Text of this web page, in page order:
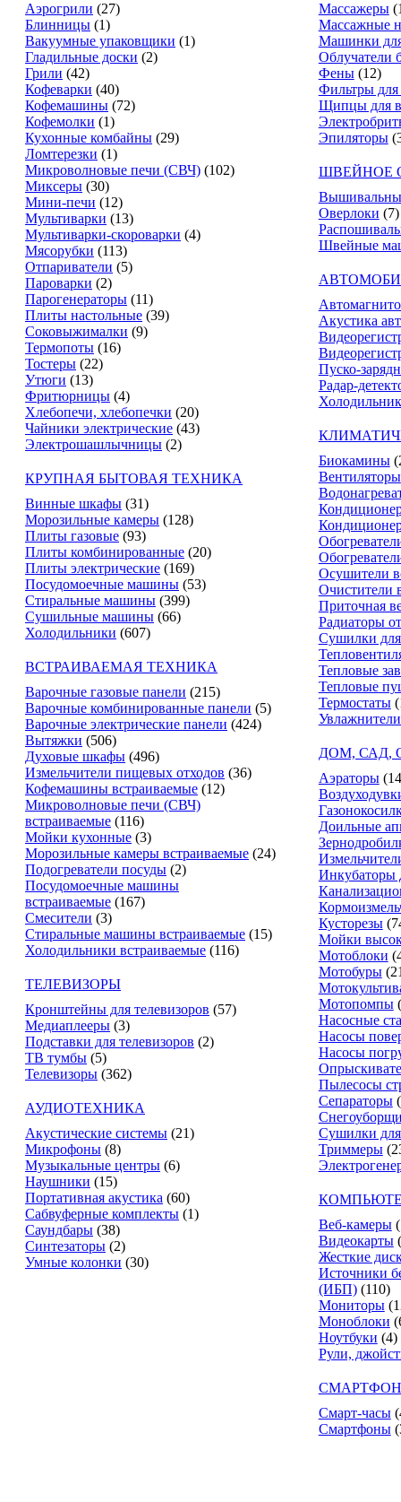
Аэрогрили (27)
Блинницы (1)
Вакуумные упаковщики (1)
Гладильные доски (2)
Грили (42)
Кофеварки (40)
Кофемашины (72)
Кофемолки (1)
Кухонные комбайны (29)
Ломтерезки (1)
Микроволновые печи (СВЧ) (102)
Миксеры (30)
Мини-печи (12)
Мультиварки (13)
Мультиварки-скороварки (4)
Мясорубки (113)
Отпариватели (5)
Пароварки (2)
Парогенераторы (11)
Плиты настольные (39)
Соковыжималки (9)
Термопоты (16)
Тостеры (22)
Утюги (13)
Фритюрницы (4)
Хлебопечи, хлебопечки (20)
Чайники электрические (43)
Электрошашлычницы (2)
КРУПНАЯ БЫТОВАЯ ТЕХНИКА
Винные шкафы (31)
Морозильные камеры (128)
Плиты газовые (93)
Плиты комбинированные (20)
Плиты электрические (169)
Посудомоечные машины (53)
Стиральные машины (399)
Сушильные машины (66)
Холодильники (607)
ВСТРАИВАЕМАЯ ТЕХНИКА
Варочные газовые панели (215)
Варочные комбинированные панели (5)
Варочные электрические панели (424)
Вытяжки (506)
Духовые шкафы (496)
Измельчители пищевых отходов (36)
Кофемашины встраиваемые (12)
Микроволновые печи (СВЧ)
встраиваемые (116)
Мойки кухонные (3)
Морозильные камеры встраиваемые (24)
Подогреватели посуды (2)
Посудомоечные машины
встраиваемые (167)
Смесители (3)
Стиральные машины встраиваемые (15)
Холодильники встраиваемые (116)
ТЕЛЕВИЗОРЫ
Кронштейны для телевизоров (57)
Медиаплееры (3)
Подставки для телевизоров (2)
ТВ тумбы (5)
Телевизоры (362)
АУДИОТЕХНИКА
Акустические системы (21)
Микрофоны (8)
Музыкальные центры (6)
Наушники (15)
Портативная акустика (60)
Сабвуферные комплекты (1)
Саундбары (38)
Синтезаторы (2)
Умные колонки (30)
Массажеры
Массажные
Машинки
Облучатели
Фены (12)
Фильтры
Щипцы для
Эпиляторы
ШВЕЙНОЕ
Оверлоки (7)
Швейные
Акустика
Пуско-
Радар-
Биокамины
Вентиляторы
Осушители
Очистители
Приточная
Радиаторы
Сушилки
Тепловые
Тепловые
Термостаты
ДОМ, САД,
Аэраторы
Доильные
Инкубаторы
Кусторезы
Мойки
Мотоблоки
Мотобуры
Мотопомпы
Насосные
Насосы
Насосы
Пылесосы
Сепараторы
Сушилки
Триммеры
Веб-камеры
Видеокарты
Жесткие
Источники
(ИБП) (110)
Мониторы
Моноблоки
Ноутбуки (4)
Рули,
Смарт-часы
Смартфоны